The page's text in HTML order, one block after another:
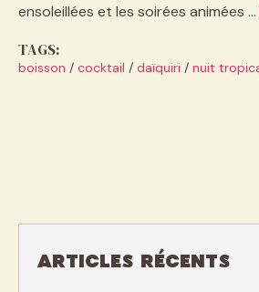
ensoleillées et les soirées animées …
TAGS:
boisson / cocktail / daïquiri / nuit
ARTICLES RÉCENTS